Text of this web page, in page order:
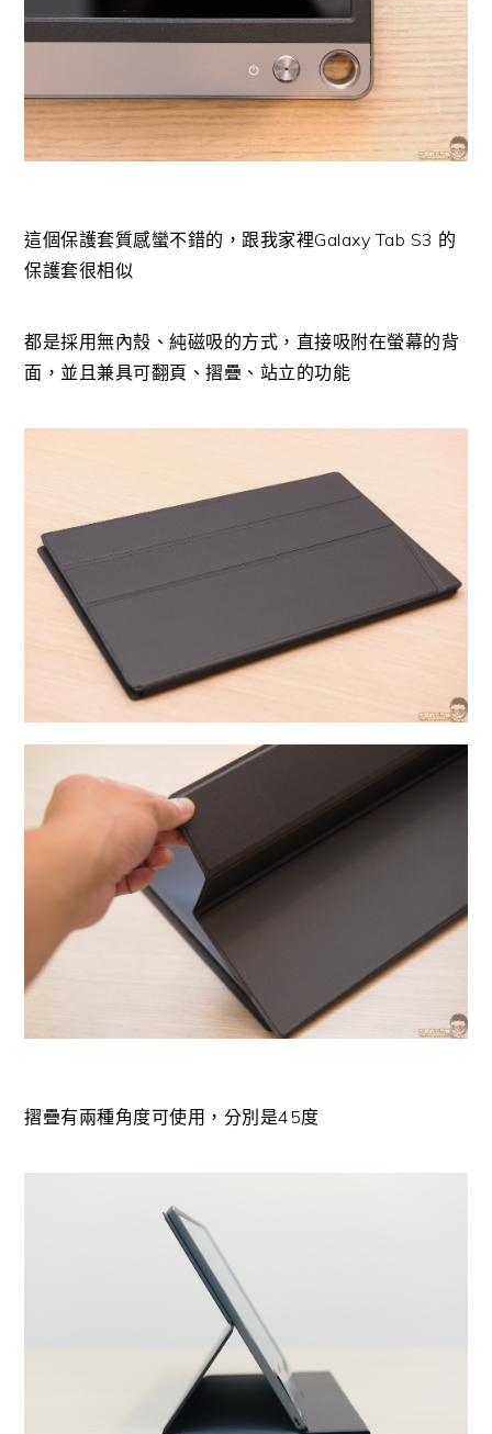
這個保護套質感蠻不錯的，跟我家裡Galaxy Tab S3 的
保護套很相似
都是採用無內殼、純磁吸的方式，直接吸附在螢幕的背
面，並且兼具可翻頁、摺疊、站立的功能
摺疊有兩種角度可使用，分別是45度